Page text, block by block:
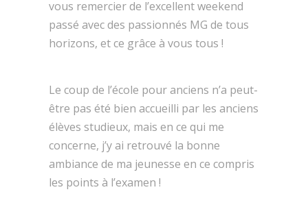
vous remercier de l’excellent weekend
passé avec des passionnés MG de tous
horizons, et ce grâce à vous tous !
Le coup de l’école pour anciens n’a peut-
être pas été bien accueilli par les anciens
élèves studieux, mais en ce qui me
concerne, j’y ai retrouvé la bonne
ambiance de ma jeunesse en ce compris
les points à l’examen !